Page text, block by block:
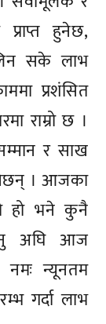
हुनेछ,
सके लाभ
प्रशंसित
राम्रो छ ।
र साख
। आजका
हो भने कुनै
अघि आज
नमः न्यूनतम
गर्दा लाभ